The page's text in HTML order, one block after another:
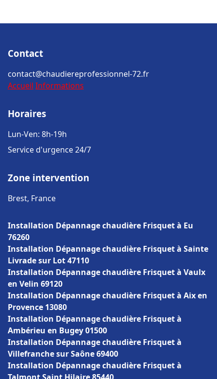
Contact
contact@chaudiereprofessionnel-72.fr
Accueil Informations
Horaires
Lun-Ven: 8h-19h
Service d'urgence 24/7
Zone intervention
Brest, France
Installation Dépannage chaudière Frisquet à Eu
76260
Installation Dépannage chaudière Frisquet à Sainte
Livrade sur Lot 47110
Installation Dépannage chaudière Frisquet à Vaulx
en Velin 69120
Installation Dépannage chaudière Frisquet à Aix en
Provence 13080
Installation Dépannage chaudière Frisquet à
Ambérieu en Bugey 01500
Installation Dépannage chaudière Frisquet à
Villefranche sur Saône 69400
Installation Dépannage chaudière Frisquet à